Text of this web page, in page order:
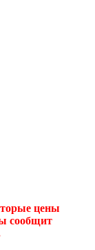
цены
сообщит